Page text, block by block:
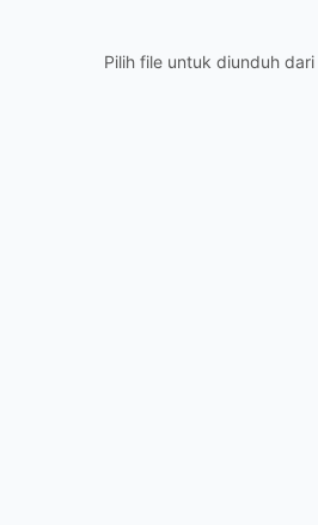
Pilih file untuk diunduh